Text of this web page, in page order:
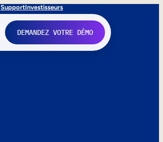
SupportInvestisseurs
DEMANDEZ VOTRE DÉMO